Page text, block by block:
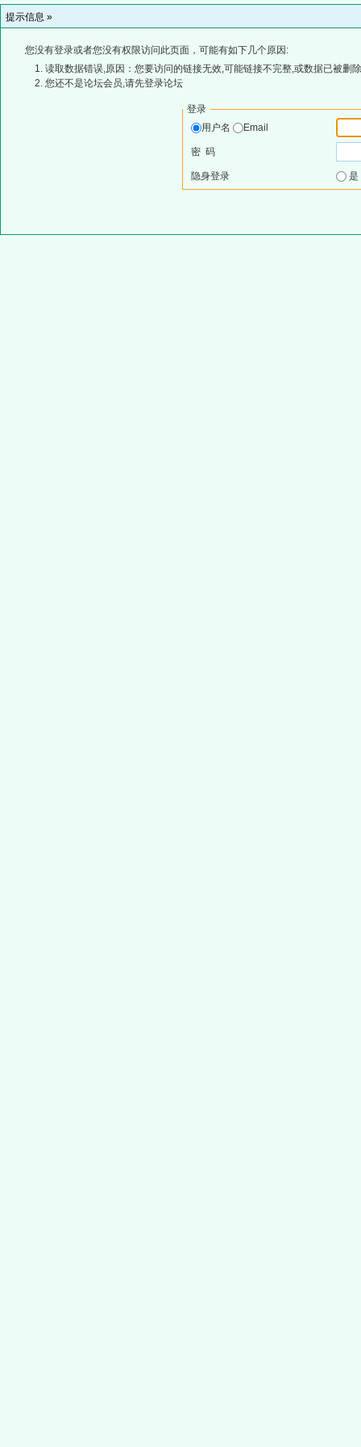
提示信息 »
您没有登录或者您没有权限访问此页面，可能有如下几个原因:
读取数据错误,原因：您要访问的链接无效,可能链接不完整,或数据已被删
您还不是论坛会员,请先登录论坛
登录
用户名
Email
密 码
隐身登录